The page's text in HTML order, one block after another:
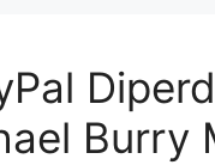
Burry